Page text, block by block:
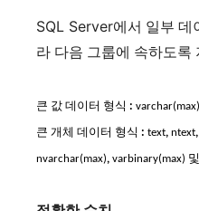
SQL Server에서 일부 데
라 다음 그룹에 속하도록
큰 값 데이터 형식 : varchar(max)
큰 개체 데이터 형식 : text, ntext,
nvarchar(max), varbinary(max)